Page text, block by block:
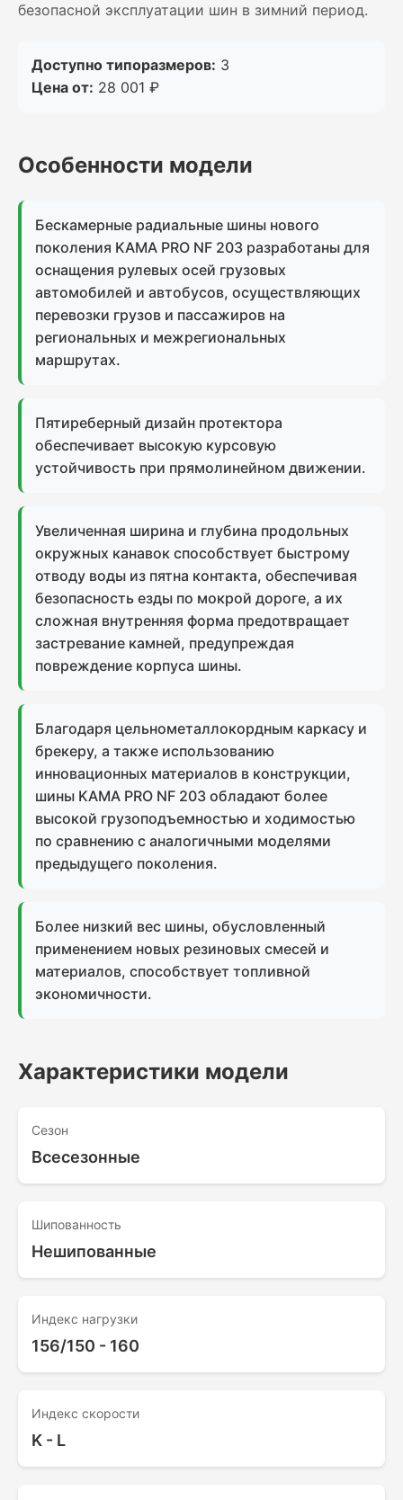
безопасной эксплуатации шин в зимний период.
Доступно типоразмеров: 3
Цена от: 28 001 ₽
Особенности модели
Бескамерные радиальные шины нового
поколения KAMA PRO NF 203 разработаны для
оснащения рулевых осей грузовых
автомобилей и автобусов, осуществляющих
перевозки грузов и пассажиров на
региональных и межрегиональных
маршрутах.
Пятиреберный дизайн протектора
обеспечивает высокую курсовую
устойчивость при прямолинейном движении.
Увеличенная ширина и глубина продольных
окружных канавок способствует быстрому
отводу воды из пятна контакта, обеспечивая
безопасность езды по мокрой дороге, а их
сложная внутренняя форма предотвращает
застревание камней, предупреждая
повреждение корпуса шины.
Благодаря цельнометаллокордным каркасу и
брекеру, а также использованию
инновационных материалов в конструкции,
шины KAMA PRO NF 203 обладают более
высокой грузоподъемностью и ходимостью
по сравнению с аналогичными моделями
предыдущего поколения.
Более низкий вес шины, обусловленный
применением новых резиновых смесей и
материалов, способствует топливной
экономичности.
Характеристики модели
Сезон
Всесезонные
Шипованность
Нешипованные
Индекс нагрузки
156/150 - 160
Индекс скорости
K - L